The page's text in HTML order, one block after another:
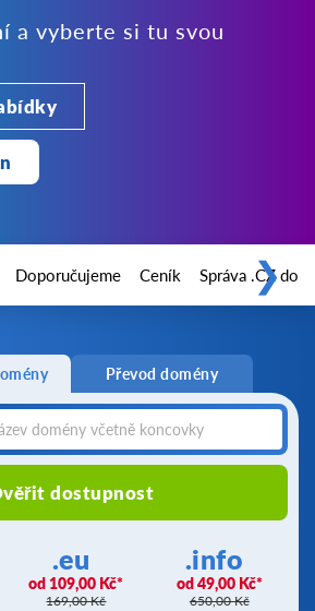
a vyberte si tu svou
Doporučujeme Ceník Správa .CZ
❯
Převod domény
dostupnost
.eu
109,00 Kč
169,00 Kč
.info
49,00 Kč
650,00 Kč